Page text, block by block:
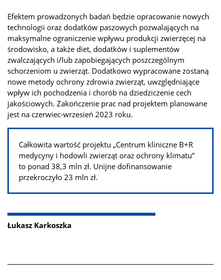
Efektem prowadzonych badań będzie opracowanie nowych
technologii oraz dodatków paszowych pozwalających na
maksymalne ograniczenie wpływu produkcji zwierzęcej na
środowisko, a także diet, dodatków i suplementów
zwalczających i/lub zapobiegających poszczególnym
schorzeniom u zwierząt. Dodatkowo wypracowane zostaną
nowe metody ochrony zdrowia zwierząt, uwzględniające
wpływ ich pochodzenia i chorób na dziedziczenie cech
jakościowych. Zakończenie prac nad projektem planowane
jest na czerwiec-wrzesień 2023 roku.
Całkowita wartość projektu „Centrum kliniczne B+R
medycyny i hodowli zwierząt oraz ochrony klimatu”
to ponad 38,3 mln zł. Unijne dofinansowanie
przekroczyło 23 mln zł.
Łukasz Karkoszka